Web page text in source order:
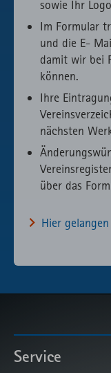
sowie Ihr
Im Formular
und die E-
damit wir bei
können.
Ihre
nächsten
über das
Hier
Service